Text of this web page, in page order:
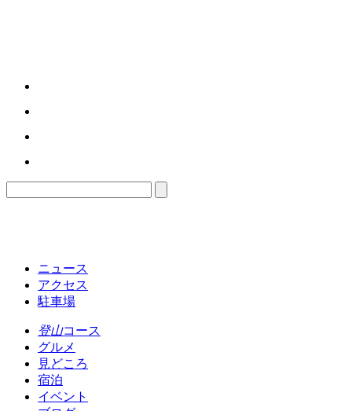
ニュース
アクセス
駐車場
登山コース
グルメ
見どころ
宿泊
イベント